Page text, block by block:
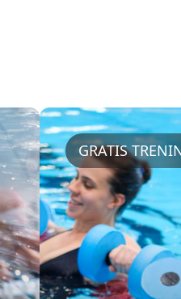
DIGITAL
I
kan du bruke
Water bic 32'' til
vanngym i eget